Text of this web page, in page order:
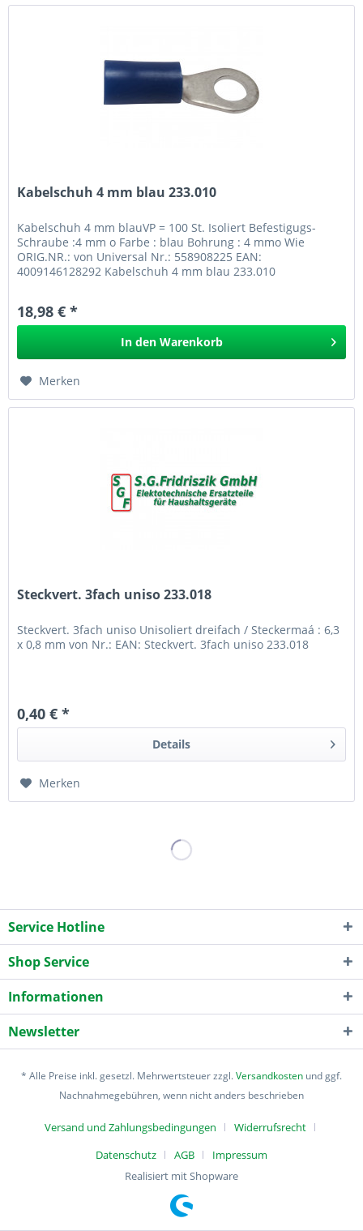
Kabelschuh 4 mm blau 233.010
Kabelschuh 4 mm blauVP = 100 St. Isoliert Befestigugs-
Schraube :4 mm o Farbe : blau Bohrung : 4 mmo Wie
ORIG.NR.: von Universal Nr.: 558908225 EAN:
4009146128292 Kabelschuh 4 mm blau 233.010
18,98 € *
In den Warenkorb
Merken
Steckvert. 3fach uniso 233.018
Steckvert. 3fach uniso Unisoliert dreifach / Steckermaá : 6,3
x 0,8 mm von Nr.: EAN: Steckvert. 3fach uniso 233.018
0,40 € *
Details
Merken
Service Hotline
Shop Service
Informationen
Newsletter
* Alle Preise inkl. gesetzl. Mehrwertsteuer zzgl.Versandkosten und ggf.
Nachnahmegebühren, wenn nicht anders beschrieben
Versand und Zahlungsbedingungen
Widerrufsrecht
Datenschutz
AGB
Impressum
Realisiert mit Shopware